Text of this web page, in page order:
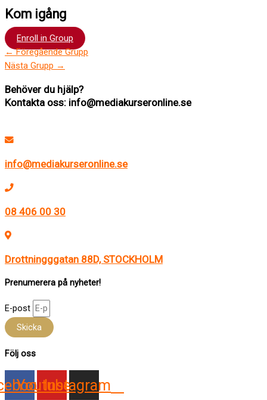
Kom igång
Enroll in Group
←Föregående Grupp
Nästa Grupp →
Behöver du hjälp?
Kontakta oss: info@mediakurseronline.se
info@mediakurseronline.se
08 406 00 30
Drottningggatan 88D, STOCKHOLM
Prenumerera på nyheter!
E-post
Skicka
Följ oss
YoutubeInstagram